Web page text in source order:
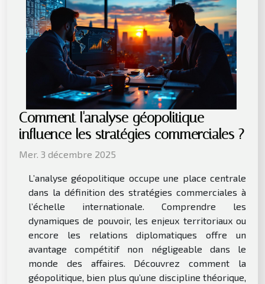
Comment l'analyse géopolitique
influence les stratégies commerciales ?
Mer. 3 décembre 2025
L’analyse géopolitique occupe une place centrale
dans la définition des stratégies commerciales à
l’échelle internationale. Comprendre les
dynamiques de pouvoir, les enjeux territoriaux ou
encore les relations diplomatiques offre un
avantage compétitif non négligeable dans le
monde des affaires. Découvrez comment la
géopolitique, bien plus qu’une discipline théorique,